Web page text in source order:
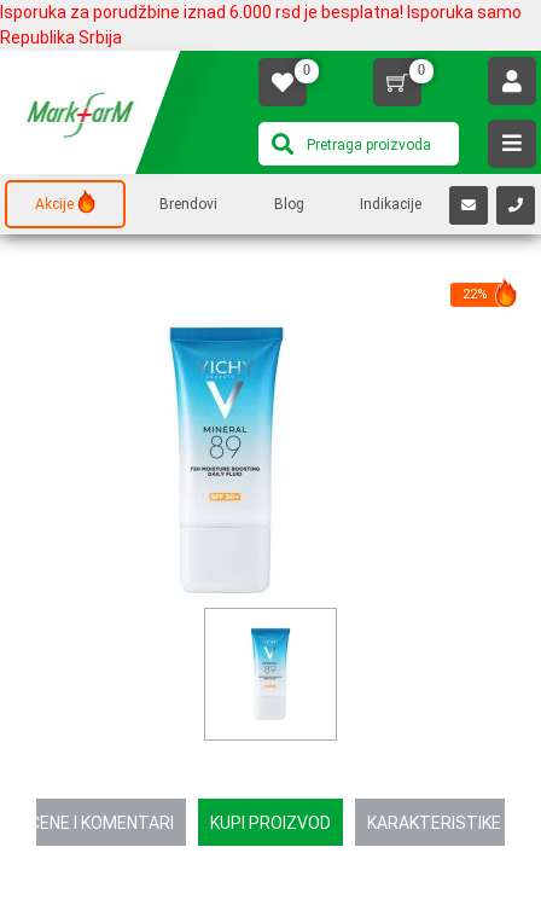
Isporuka za porudžbine iznad 6.000 rsd je besplatna! Isporuka samo
Republika Srbija
0 0
Akcije Brendovi Blog Indikacije
OCENE I KOMENTARI KUPI PROIZVOD KARAKTERISTIKE
22%